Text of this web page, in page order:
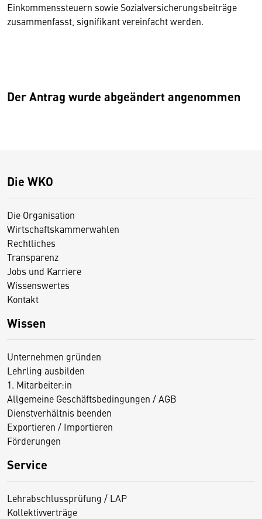
Einkommenssteuern sowie Sozialversicherungsbeiträge
zusammenfasst, signifikant vereinfacht werden.
Der Antrag wurde abgeändert angenommen
Die WKO
Die Organisation
Wirtschaftskammerwahlen
Rechtliches
Transparenz
Jobs und Karriere
Wissenswertes
Kontakt
Wissen
Unternehmen gründen
Lehrling ausbilden
1. Mitarbeiter:in
Allgemeine Geschäftsbedingungen / AGB
Dienstverhältnis beenden
Exportieren / Importieren
Förderungen
Service
Lehrabschlussprüfung / LAP
Kollektivverträge